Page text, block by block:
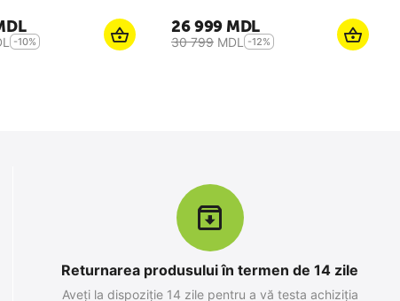
-10%
26 999MDL
30 799 MDL -12%
Returnarea produsului în termen de 14 zile
Aveți la dispoziție 14 zile pentru a vă testa achiziția